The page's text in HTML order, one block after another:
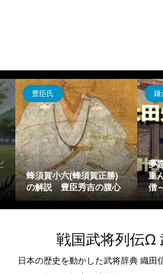
豊臣氏
蜂須賀小六(蜂須賀正勝)
の解説 豊臣秀吉の腹心
鎌
夢
重
僧
戦国武将列伝Ω
日本の歴史を動かした武将辞典 織田